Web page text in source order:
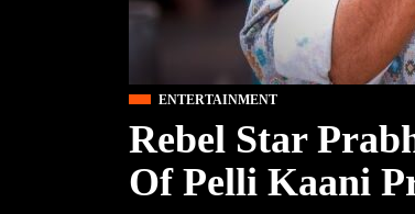
ENTERTAINMENT
Rebel Star
Of Pelli Kaani